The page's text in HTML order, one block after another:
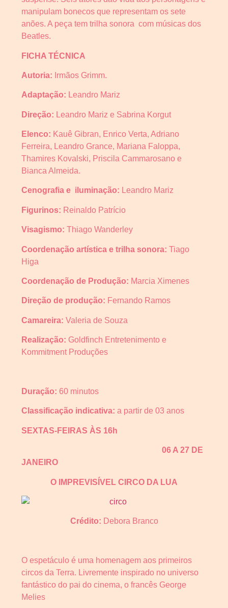
manipulam bonecos que representam os sete
anões. A peça tem trilha sonora com músicas dos
Beatles.
FICHA TÉCNICA
Autoria: Irmãos Grimm.
Adaptação: Leandro Mariz
Direção: Leandro Mariz e Sabrina Korgut
Elenco: Kauê Gibran, Enrico Verta, Adriano
Ferreira, Leandro Grance, Mariana Faloppa,
Thamires Kovalski, Priscila Cammarosano e
Bianca Almeida.
Cenografia e iluminação: Leandro Mariz
Figurinos: Reinaldo Patrício
Visagismo: Thiago Wanderley
Coordenação artística e trilha sonora: Tiago
Higa
Coordenação de Produção: Marcia Ximenes
Direção de produção: Fernando Ramos
Camareira: Valeria de Souza
Realização: Goldfinch Entretenimento e
Kommitment Produções
Duração: 60 minutos
Classificação indicativa: a partir de 03 anos
SEXTAS-FEIRAS ÀS 16h
06 A 27 DE
JANEIRO
O IMPREVISÍVEL CIRCO DA LUA
Crédito: Debora Branco
O espetáculo é uma homenagem aos primeiros
circos da Terra. Livremente inspirado no universo
fantástico do pai do cinema, o francês George
Melies